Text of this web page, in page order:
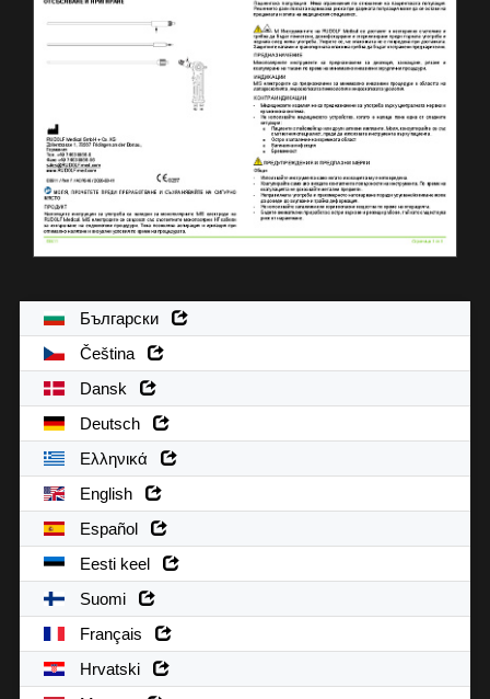
Български
Čeština
Dansk
Deutsch
Ελληνικά
English
Español
Eesti keel
Suomi
Français
Hrvatski